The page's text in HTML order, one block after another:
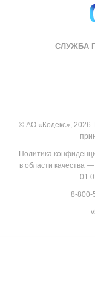
СЛУЖБА
© АО «Кодекс», 2026.
Политика
в области качества—
8-800-